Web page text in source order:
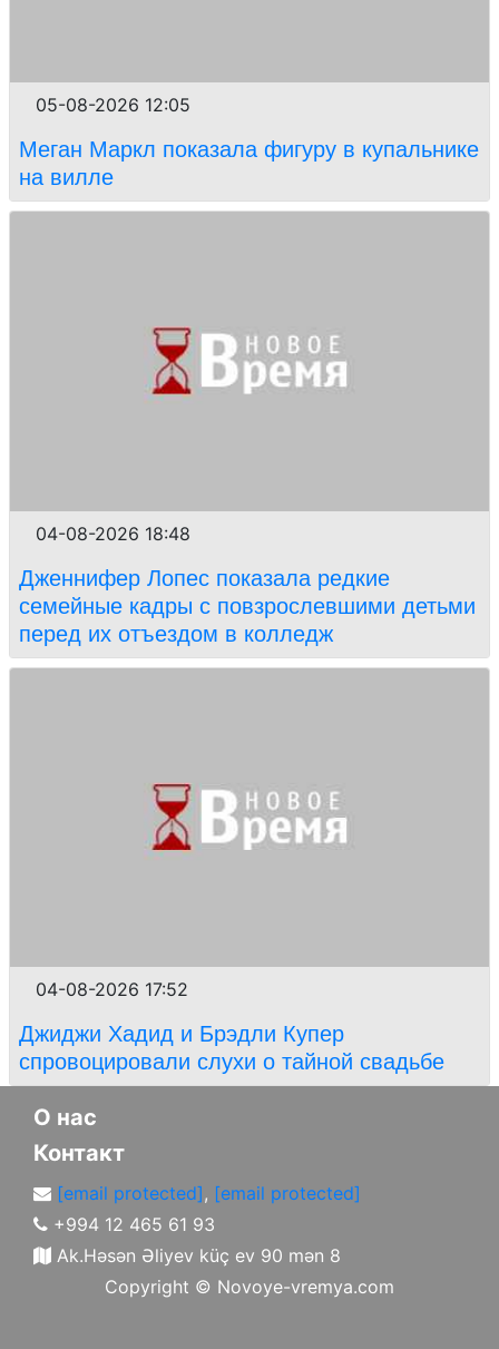
05-08-2026 12:05
Меган Маркл показала фигуру в купальнике
на вилле
04-08-2026 18:48
Дженнифер Лопес показала редкие
семейные кадры с повзрослевшими детьми
перед их отъездом в колледж
04-08-2026 17:52
Джиджи Хадид и Брэдли Купер
спровоцировали слухи о тайной свадьбе
О нас
Контакт
[email protected], [email protected]
+994 12 465 61 93
Ak.Həsən Əliyev küç ev 90 mən 8
Copyright © Novoye-vremya.com